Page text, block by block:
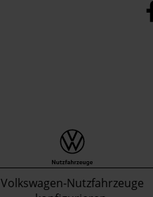
Volkswagen-Nutzfahrzeuge